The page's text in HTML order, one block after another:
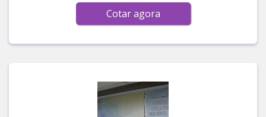
Cotar agora